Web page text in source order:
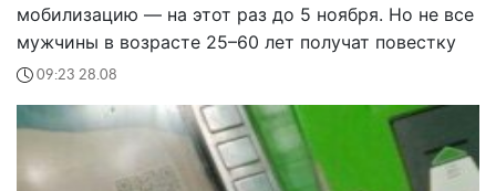
мобилизацию — на этот раз до 5 ноября. Но не все
мужчины в возрасте 25–60 лет получат повестку
09:23 28.08